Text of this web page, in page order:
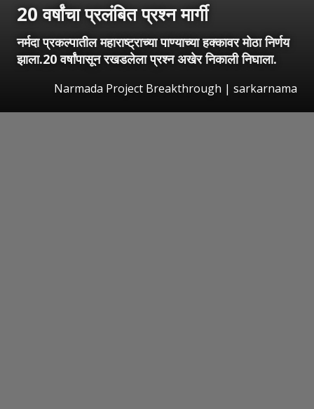
20 वर्षांचा प्रलंबित प्रश्न मार्गी
नर्मदा प्रकल्पातील महाराष्ट्राच्या पाण्याच्या हक्कावर मोठा निर्णय
झाला.20 वर्षांपासून रखडलेला प्रश्न अखेर निकाली निघाला.
Narmada Project Breakthrough | sarkarnama